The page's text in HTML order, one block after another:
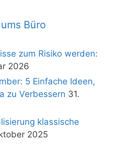
Büro
zum Risiko werden:
2026
5 Einfache Ideen,
zu Verbessern 31.
klassische
2025